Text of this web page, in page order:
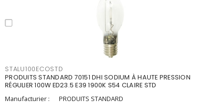
STALU100ECOSTD
PRODUITS STANDARD 70151 DHI SODIUM À HAUTE PRESSION
RÉGULIER 100W ED23.5 E39 1900K S54 CLAIRE STD
Manufacturier :
PRODUITS STANDARD